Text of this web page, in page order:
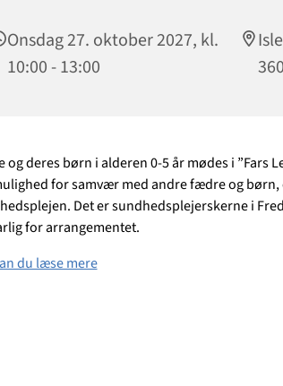
Onsdag 27. oktober 2027, kl.
10:00 - 13:00
og deres børn i alderen 0-5 år mødes i ”Fars
for samvær med andre fædre og børn,
Det er sundhedsplejerskerne i
for arrangementet.
du læse mere